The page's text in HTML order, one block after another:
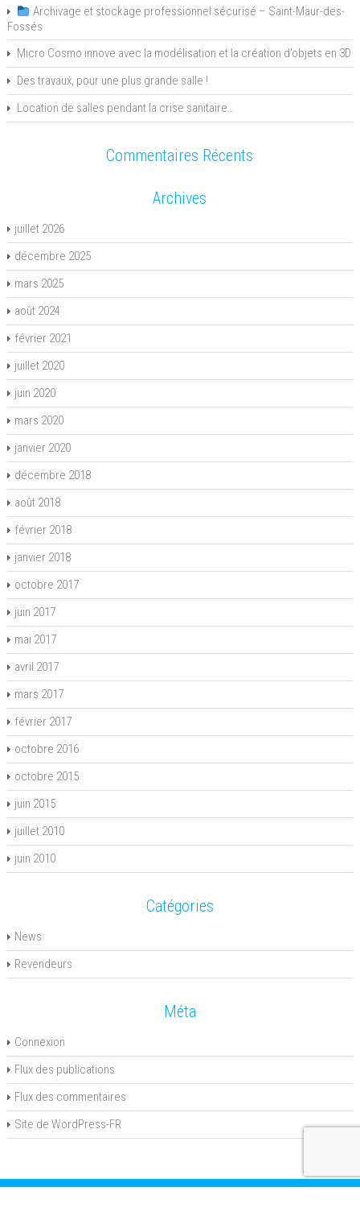
Archivage et stockage professionnel sécurisé – Saint-Maur-des-
Fossés
Micro Cosmo innove avec la modélisation et la création d’objets en 3D
Des travaux, pour une plus grande salle !
Location de salles pendant la crise sanitaire…
Commentaires Récents
Archives
juillet 2026
décembre 2025
mars 2025
août 2024
février 2021
juillet 2020
juin 2020
mars 2020
janvier 2020
décembre 2018
août 2018
février 2018
janvier 2018
octobre 2017
juin 2017
mai 2017
avril 2017
mars 2017
février 2017
octobre 2016
octobre 2015
juin 2015
juillet 2010
juin 2010
Catégories
News
Revendeurs
Méta
Connexion
Flux des publications
Flux des commentaires
Site de WordPress-FR